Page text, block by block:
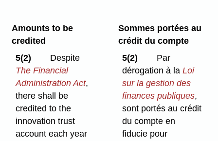
Amounts to be
credited
5(2)
Despite
The Financial
Administration Act,
there shall be
credited to the
innovation trust
account each year
Sommes portées au
crédit du compte
5(2)
Par
dérogation à laLoi
sur la gestion des
finances publiques,
sont portés au crédit
du compte en
fiducie pour